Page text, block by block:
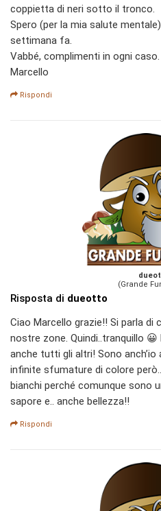
coppietta di neri sotto il tronco.
Spero (per la mia salute
settimana fa.
Vabbé, complimenti in ogni caso.
Marcello
Rispondi
(Grande
Risposta di dueotto
Ciao Marcello grazie!! Si parla di
nostre zone. Quindi..tranquillo
anche tutti gli altri! Sono
infinite sfumature di colore
bianchi perché comunque sono
sapore e.. anche bellezza!!
Rispondi